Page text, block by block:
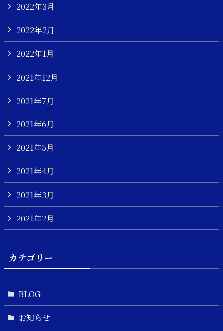
2022年3月
2022年2月
2022年1月
2021年12月
2021年7月
2021年6月
2021年5月
2021年4月
2021年3月
2021年2月
カテゴリー
BLOG
お知らせ